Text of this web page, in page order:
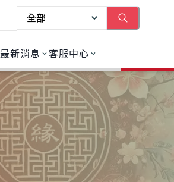
最新消息 客服中心